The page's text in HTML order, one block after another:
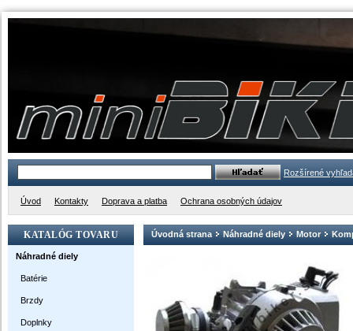
Rozšírené
Úvod Kontakty Doprava a platba Ochrana osobných údajov
KATALÓG TOVARU
Náhradné diely
Batérie
Brzdy
Doplnky
Úvodná strana Náhradné diely Motor